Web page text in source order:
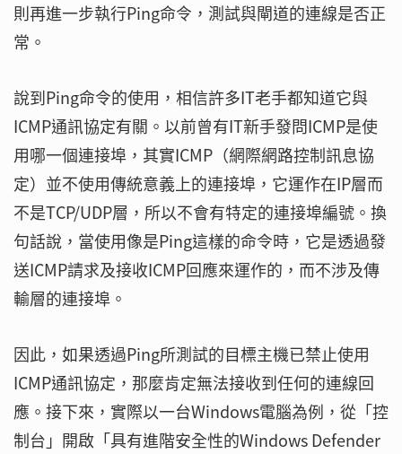
則再進一步執行Ping命令，測試與閘道的連線是否正
常。
說到Ping命令的使用，相信許多IT老手都知道它與
ICMP通訊協定有關。以前曾有IT新手發問ICMP是使
用哪一個連接埠，其實ICMP（網際網路控制訊息協
定）並不使用傳統意義上的連接埠，它運作在IP層而
不是TCP/UDP層，所以不會有特定的連接埠編號。換
句話說，當使用像是Ping這樣的命令時，它是透過發
送ICMP請求及接收ICMP回應來運作的，而不涉及傳
輸層的連接埠。
因此，如果透過Ping所測試的目標主機已禁止使用
ICMP通訊協定，那麼肯定無法接收到任何的連線回
應。接下來，實際以一台Windows電腦為例，從「控
制台」開啟「具有進階安全性的Windows Defender